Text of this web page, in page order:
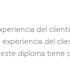
del
del
diploma tiene